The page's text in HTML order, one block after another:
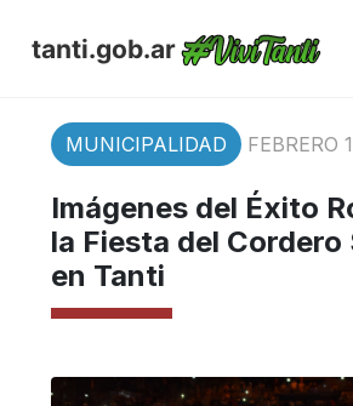
tanti.gob.ar
MUNICIPALIDAD FEBRERO
Imágenes del Éxito
la Fiesta del Cordero
en Tanti